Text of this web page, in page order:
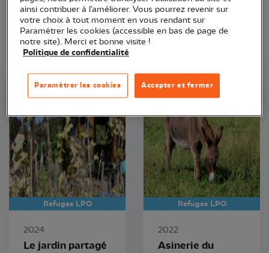
LPO Aquitaine
Refuges LPO
2024
Le jardin partagé
LPO Aquitaine
Refuges LPO
2022
Asinerie du
ainsi contribuer à l’améliorer. Vous pourrez revenir sur
votre choix à tout moment en vous rendant sur
Paramétrer les cookies (accessible en bas de page de
notre site). Merci et bonne visite !
Politique de confidentialité
Accepter et fermer
Paramétrer les cookies